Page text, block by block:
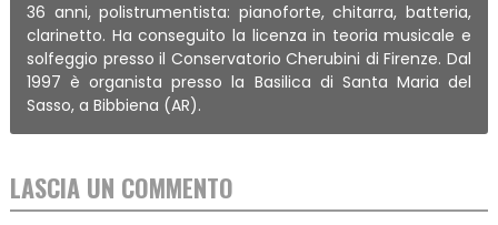
36 anni, polistrumentista: pianoforte, chitarra, batteria,
clarinetto. Ha conseguito la licenza in teoria musicale e
solfeggio presso il Conservatorio Cherubini di Firenze. Dal
1997 è organista presso la Basilica di Santa Maria del
Sasso, a Bibbiena (AR).
LASCIA UN COMMENTO